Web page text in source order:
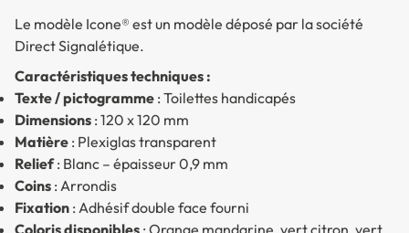
Le modèle Icone® est un modèle déposé par la société
Direct Signalétique.
Caractéristiques techniques :
Texte / pictogramme : Toilettes handicapés
Dimensions : 120 x 120 mm
Matière : Plexiglas transparent
Relief: Blanc – épaisseur 0,9 mm
Coins : Arrondis
Fixation : Adhésif double face fourni